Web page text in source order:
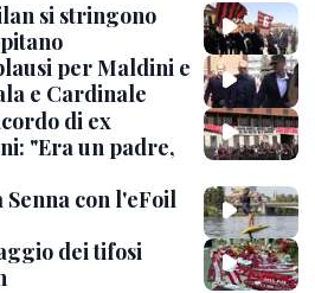
si stringono
per Maldini e
e Cardinale
di ex
"Era un padre,
con l'eFoil
dei tifosi